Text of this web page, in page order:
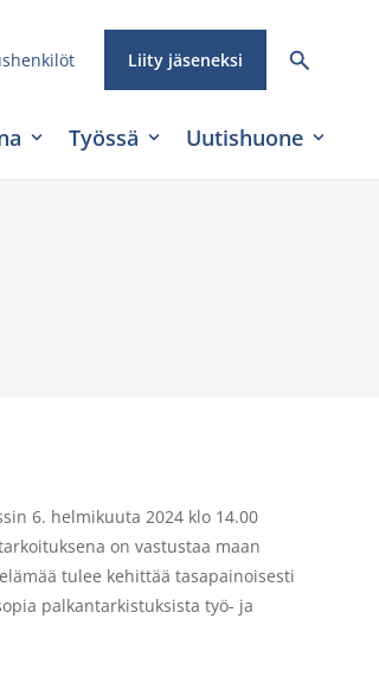
Liity jäseneksi
Työssä Uutishuone
6. helmikuuta 2024 klo 14.00
on vastustaa maan
tulee kehittää tasapainoisesti
palkantarkistuksista työ- ja